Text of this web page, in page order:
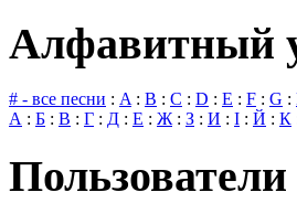
Алфавитный
# - все песни : A: B : C : D : E : F : G :
А : Б : В : Г : Д : Е : Ж: З : И : І : Й : К